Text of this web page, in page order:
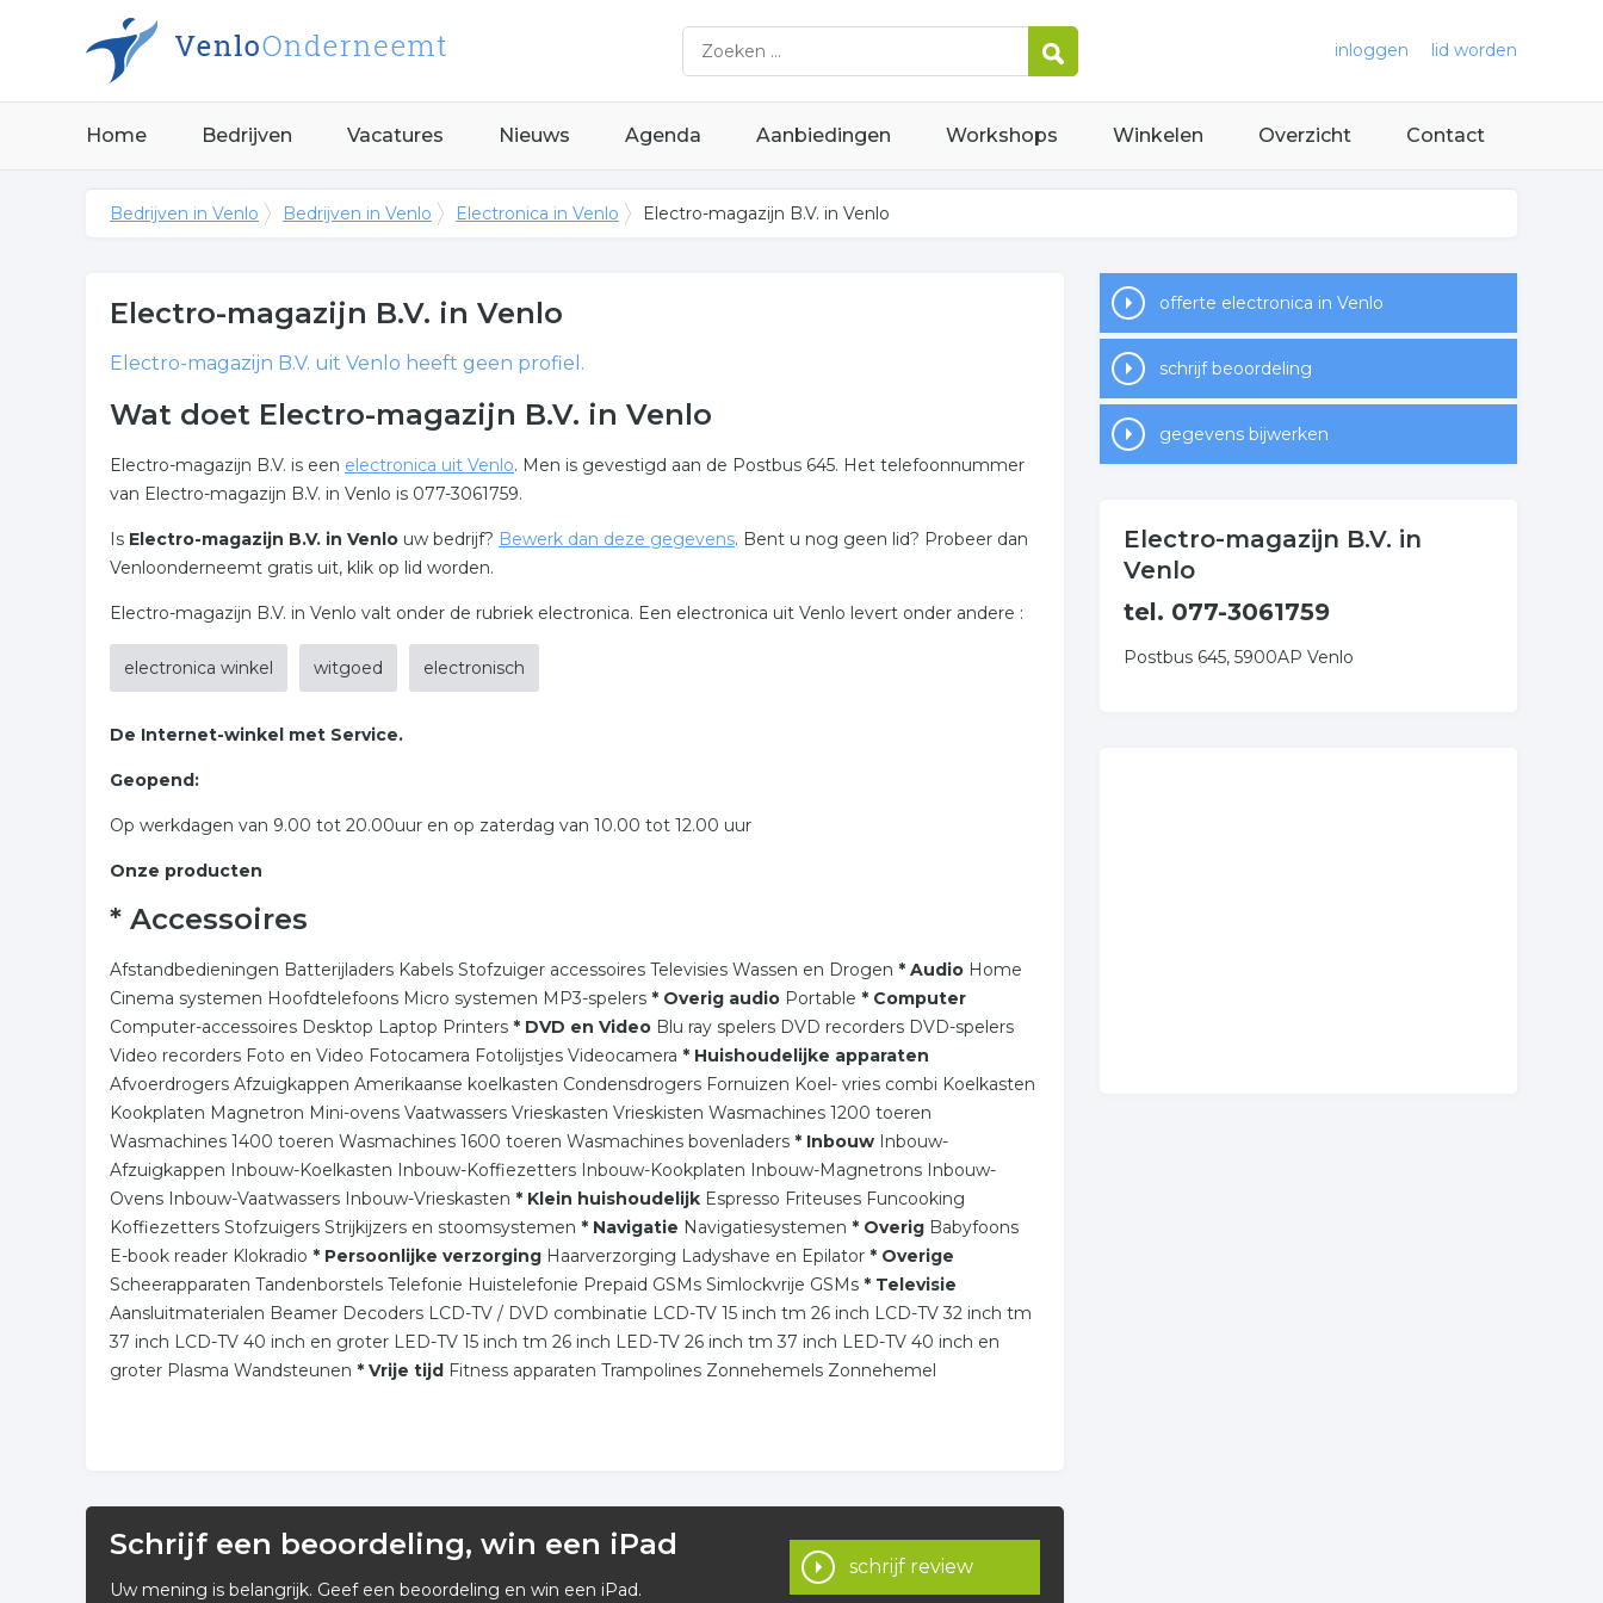
inloggen lid worden
Home Bedrijven Vacatures Nieuws Agenda Aanbiedingen Workshops Winkelen Overzicht Contact
Bedrijven in Venlo Bedrijven in Venlo Electronica in Venlo Electro-magazijn B.V. in Venlo
Electro-magazijn B.V. in Venlo
Electro-magazijn B.V. uit Venlo heeft geen profiel.
Wat doet Electro-magazijn B.V. in Venlo
Electro-magazijn B.V. is een electronica uit Venlo. Men is gevestigd aan de Postbus 645. Het telefoonnummer
van Electro-magazijn B.V. in Venlo is 077-3061759.
Is Electro-magazijn B.V. in Venlo uw bedrijf? Bewerk dan deze gegevens. Bent u nog geen lid? Probeer dan
Venloonderneemt gratis uit, klik op lid worden.
Electro-magazijn B.V. in Venlo valt onder de rubriek electronica. Een electronica uit Venlo levert onder andere :
electronica winkel witgoed electronisch
De Internet-winkel met Service.
Geopend:
Op werkdagen van 9.00 tot 20.00uur en op zaterdag van 10.00 tot 12.00 uur
Onze producten
* Accessoires
Afstandbedieningen Batterijladers Kabels Stofzuiger accessoires Televisies Wassen en Drogen * Audio Home
Cinema systemen Hoofdtelefoons Micro systemen MP3-spelers * Overig audio Portable * Computer
Computer-accessoires Desktop Laptop Printers * DVD en Video Blu ray spelers DVD recorders DVD-spelers
Video recorders Foto en Video Fotocamera Fotolijstjes Videocamera * Huishoudelijke apparaten
Afvoerdrogers Afzuigkappen Amerikaanse koelkasten Condensdrogers Fornuizen Koel- vries combi Koelkasten
Kookplaten Magnetron Mini-ovens Vaatwassers Vrieskasten Vrieskisten Wasmachines 1200 toeren
Wasmachines 1400 toeren Wasmachines 1600 toeren Wasmachines bovenladers * Inbouw Inbouw-
Afzuigkappen Inbouw-Koelkasten Inbouw-Koffiezetters Inbouw-Kookplaten Inbouw-Magnetrons Inbouw-
Ovens Inbouw-Vaatwassers Inbouw-Vrieskasten * Klein huishoudelijk Espresso Friteuses Funcooking
Koffiezetters Stofzuigers Strijkijzers en stoomsystemen * Navigatie Navigatiesystemen * Overig Babyfoons
E-book reader Klokradio * Persoonlijke verzorging Haarverzorging Ladyshave en Epilator * Overige
Scheerapparaten Tandenborstels Telefonie Huistelefonie Prepaid GSMs Simlockvrije GSMs * Televisie
Aansluitmaterialen Beamer Decoders LCD-TV / DVD combinatie LCD-TV 15 inch tm 26 inch LCD-TV 32 inch tm
37 inch LCD-TV 40 inch en groter LED-TV 15 inch tm 26 inch LED-TV 26 inch tm 37 inch LED-TV 40 inch en
groter Plasma Wandsteunen * Vrije tijd Fitness apparaten Trampolines Zonnehemels Zonnehemel
Schrijf een beoordeling, win een iPad
Uw mening is belangrijk. Geef een beoordeling en win een iPad.
schrijf review
offerte electronica in Venlo
schrijf beoordeling
gegevens bijwerken
Electro-magazijn B.V. in
Venlo
tel. 077-3061759
Postbus 645, 5900AP Venlo